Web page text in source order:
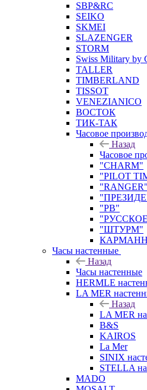
SBP&RC
SEIKO
SKMEI
SLAZENGER
STORM
Swiss Military by
TALLER
TIMBERLAND
TISSOT
VENEZIANICO
ВОСТОК
ТИК-ТАК
Часовое
Назад
Часовое
"CHARM"
"PILOT
"RANGER"
"РВ"
"ШТУРМ"
Часы настенные
Назад
Часы настенные
HERMLE
LA MER
Назад
LA MER
B&S
KAIROS
La Mer
SINIX
STELLA
MADO